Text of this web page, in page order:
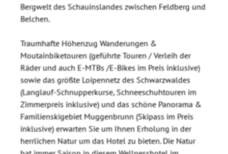
Bergwelt des Schauinslandes zwischen Feldberg und
Belchen.
Traumhafte Höhenzug Wanderungen &
Moutainbiketouren (geführte Touren / Verleih der
Räder und auch E-MTBs /E-Bikes im Preis inklusive)
sowie das größte Loipennetz des Schwarzwaldes
(Langlauf-Schnupperkurse, Schneeschuhtouren im
Zimmerpreis inklusive) und das schöne Panorama &
Familienskigebiet Muggenbrunn (Skipass im Preis
inklusive) erwarten Sie um Ihnen Erholung in der
herrlichen Natur um das Hotel zu bieten. Die Natur